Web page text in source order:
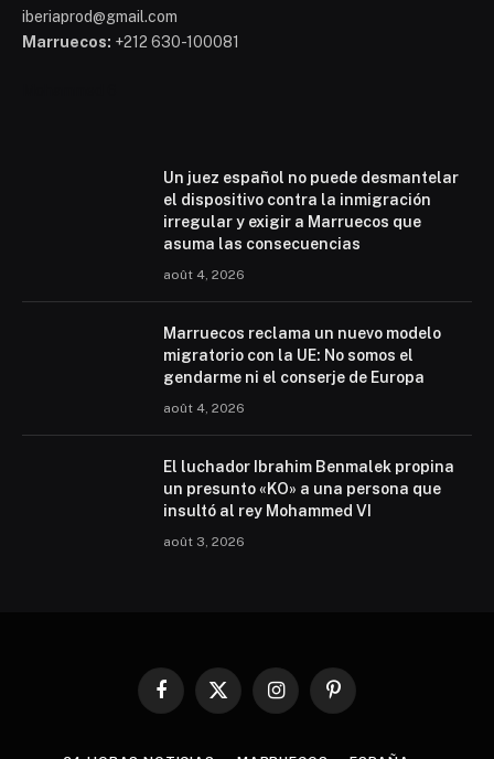
iberiaprod@gmail.com
Marruecos: +212 630-100081
Un juez español no puede desmantelar
el dispositivo contra la inmigración
irregular y exigir a Marruecos que
asuma las consecuencias
août 4, 2026
Marruecos reclama un nuevo modelo
migratorio con la UE: No somos el
gendarme ni el conserje de Europa
août 4, 2026
El luchador Ibrahim Benmalek propina
un presunto «KO» a una persona que
insultó al rey Mohammed VI
août 3, 2026
Facebook
X
InstagramPinterest